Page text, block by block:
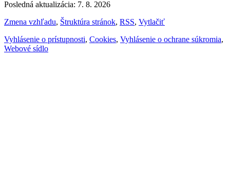
Posledná aktualizácia: 7. 8. 2026
Zmena vzhľadu, Štruktúra stránok, RSS, Vytlačiť
Vyhlásenie o prístupnosti, Cookies, Vyhlásenie o ochrane súkromia,
Webové sídlo